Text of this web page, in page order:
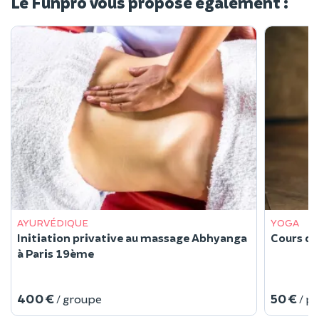
AYURVÉDIQUE
Initiation privative au massage Abhyanga
à Paris 19ème
400 € / groupe
YOGA
Cours
50 € /